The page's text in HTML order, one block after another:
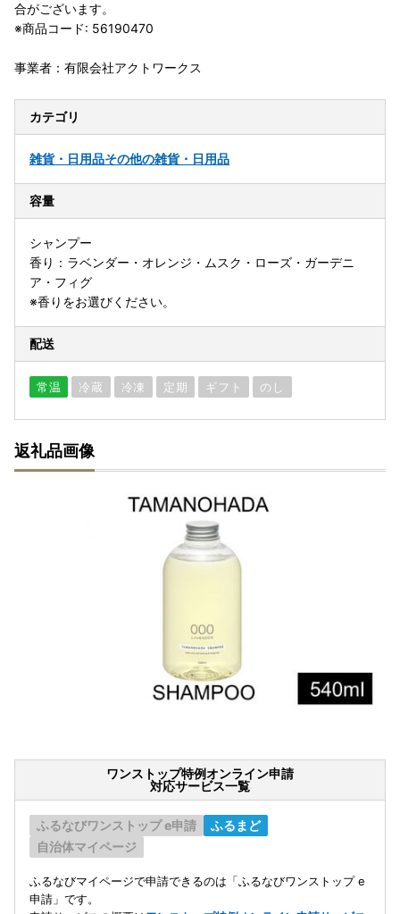
合がございます。
※商品コード: 56190470
事業者：有限会社アクトワークス
カテゴリ
雑貨・日用品その他の雑貨・日用品
容量
シャンプー
香り：ラベンダー・オレンジ・ムスク・ローズ・ガーデニ
ア・フィグ
※香りをお選びください。
配送
常温 冷蔵 冷凍 定期 ギフト のし
返礼品画像
ワンストップ特例オンライン申請
対応サービス一覧
ふるなびワンストップ e申請
ふるまど
自治体マイページ
ふるなびマイページで申請できるのは「ふるなびワンストップ e
申請」です。